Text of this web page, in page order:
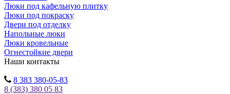
Люки под кафельную плитку
Люки под покраску
Двери под отделку
Напольные люки
Люки кровельные
Огнестойкие двери
Наши контакты
8 383 380-05-83
8 (383) 380 05 83